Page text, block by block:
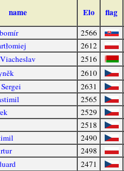
name Elo flag
2566
2612
2516
2610
2631
2565
2529
2518
2490
2498
2471